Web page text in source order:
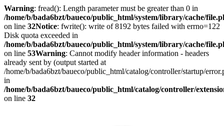
Warning: fread(): Length parameter must be greater than 0 in
/home/b/bada6bzt/baueco/public_html/system/library/cache/
on line 32Notice: fwrite(): write of 8192 bytes failed with errno=122
Disk quota exceeded in
/home/b/bada6bzt/baueco/public_html/system/library/cache/
on line 53Warning: Cannot modify header information - headers
already sent by (output started at
/home/b/bada6bzt/baueco/public_html/catalog/controller/startup/
in
/home/b/bada6bzt/baueco/public_html/catalog/controller/
on line 32